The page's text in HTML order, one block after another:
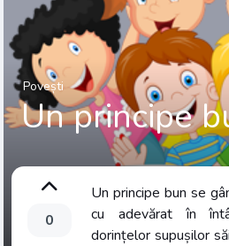
Povești
Un principe
0
Un principe bun se
cu adevărat în
dorințelor supușilor